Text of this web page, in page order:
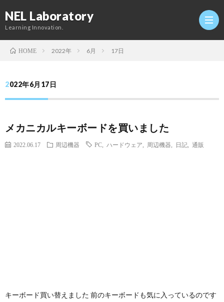
NEL Laboratory
Learning Innovation.
研
HOME 2022年 6月 17日
2022年6月17日
メカニカルキーボードを買いました
2022.06.17 周辺機器 PC ハードウェア 周辺機器 日記 通販
キーボード買い替えました 前のキーボードも気に入っているのです